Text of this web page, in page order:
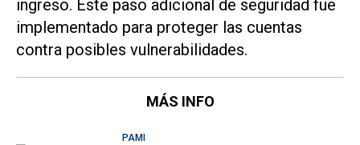
ingreso. Este paso adicional de seguridad fue
implementado para proteger las cuentas
contra posibles vulnerabilidades.
MÁS INFO
PAMI